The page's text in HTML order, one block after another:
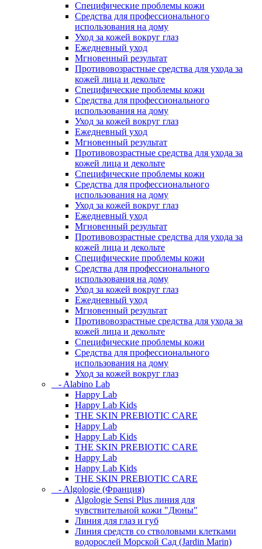
Специфические проблемы кожи
Средства для профессионального
использования на дому
Уход за кожей вокруг глаз
Ежедневный уход
Мгновенный результат
Противовозрастные средства для ухода за
кожей лица и декольте
Специфические проблемы кожи
Средства для профессионального
использования на дому
Уход за кожей вокруг глаз
Ежедневный уход
Мгновенный результат
Противовозрастные средства для ухода за
кожей лица и декольте
Специфические проблемы кожи
Средства для профессионального
использования на дому
Уход за кожей вокруг глаз
Ежедневный уход
Мгновенный результат
Противовозрастные средства для ухода за
кожей лица и декольте
Специфические проблемы кожи
Средства для профессионального
использования на дому
Уход за кожей вокруг глаз
Ежедневный уход
Мгновенный результат
Противовозрастные средства для ухода за
кожей лица и декольте
Специфические проблемы кожи
Средства для профессионального
использования на дому
Уход за кожей вокруг глаз
- Alabino Lab
Happy Lab
Happy Lab Kids
THE SKIN PREBIOTIC CARE
Happy Lab
Happy Lab Kids
THE SKIN PREBIOTIC CARE
Happy Lab
Happy Lab Kids
THE SKIN PREBIOTIC CARE
- Algologie (Франция)
Algologie Sensi Plus линия для
чувcтвительной кожи "Дюны"
Линия для глаз и губ
Линия средств со стволовыми клетками
водорослей Морской Сад (Jardin Marin)